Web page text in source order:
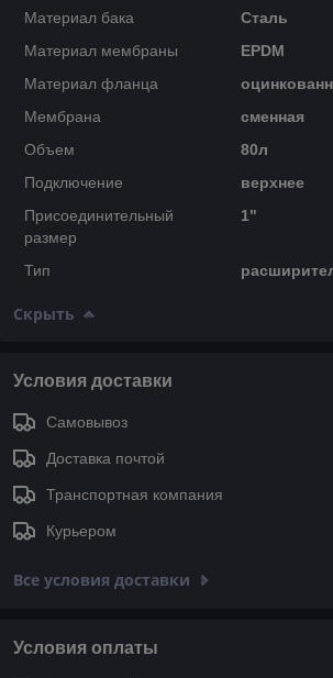
Материал бака
Сталь
Материал мембраны
EPDM
Материал фланца
Мембрана
сменная
Объем
80л
Подключение
верхнее
Присоединительный
размер
1"
Тип
Скрыть
Условия доставки
Самовывоз
Доставка почтой
Транспортная компания
Курьером
Все условия доставки
Условия оплаты